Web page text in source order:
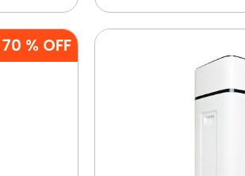
70 % OFF